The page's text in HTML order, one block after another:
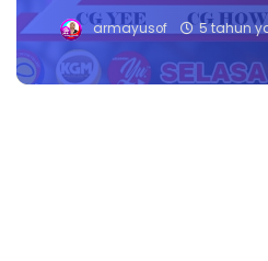
armayusof 5 tahun